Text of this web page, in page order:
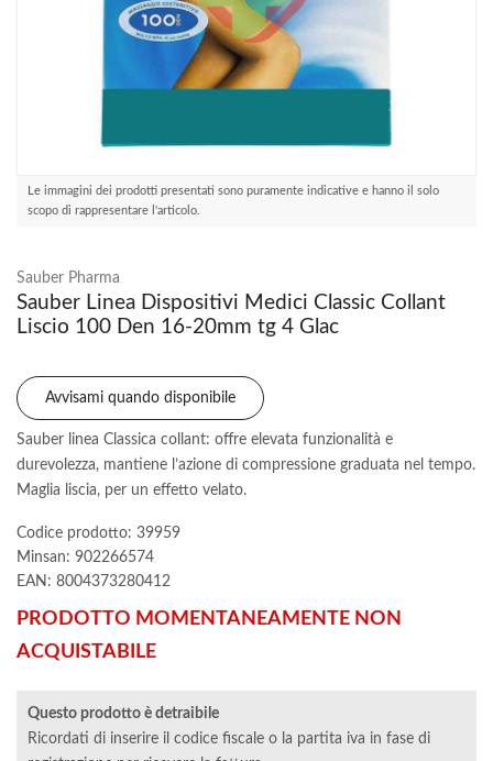
Le immagini dei prodotti presentati sono puramente indicative e hanno il solo
scopo di rappresentare l'articolo.
Sauber Pharma
Sauber Linea Dispositivi Medici Classic Collant
Liscio 100 Den 16-20mm tg 4 Glac
Avvisami quando disponibile
Sauber linea Classica collant: offre elevata funzionalità e
durevolezza, mantiene l’azione di compressione graduata nel tempo.
Maglia liscia, per un effetto velato.
Codice prodotto: 39959
Minsan: 902266574
EAN: 8004373280412
PRODOTTO MOMENTANEAMENTE NON
ACQUISTABILE
Questo prodotto è detraibile
Ricordati di inserire il codice fiscale o la partita iva in fase di